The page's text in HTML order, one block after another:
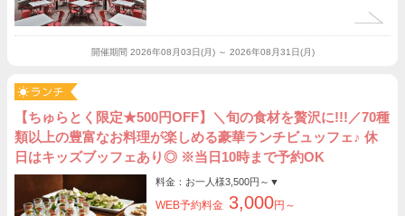
開催期間 2026年08月03日(月) ～ 2026年08月31日(月)
【ちゅらとく限定★500円OFF】＼旬の食材を贅沢に!!!／70種
類以上の豊富なお料理が楽しめる豪華ランチビュッフェ♪ 休
日はキッズブッフェあり◎ ※当日10時まで予約OK
料金：お一人様3,500円～ ▼
WEB予約料金 3,000円～